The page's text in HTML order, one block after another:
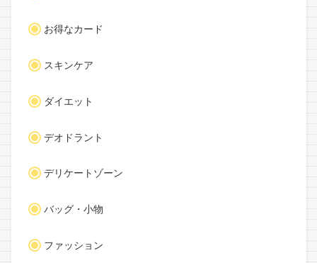
お得なカード
スキンケア
ダイエット
デオドラント
デリケートゾーン
バッグ・小物
ファッション